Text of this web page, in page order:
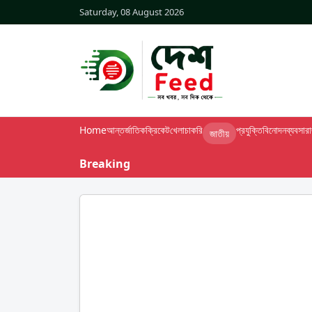
Saturday, 08 August 2026
Homeআন্তর্জাতিকক্রিকেটখেলাচাকরি জাতীয় প্রযুক্তিবিনোদনব্যবসা
Breaking